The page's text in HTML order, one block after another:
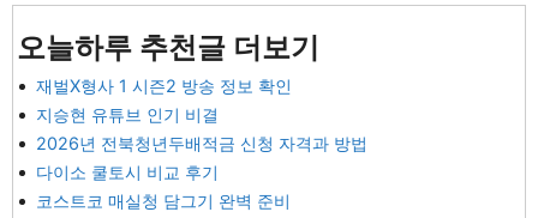
오늘하루 추천글 더보기
재벌X형사 1 시즌2 방송 정보 확인
지승현 유튜브 인기 비결
2026년 전북청년두배적금 신청 자격과 방법
다이소 쿨토시 비교 후기
코스트코 매실청 담그기 완벽 준비